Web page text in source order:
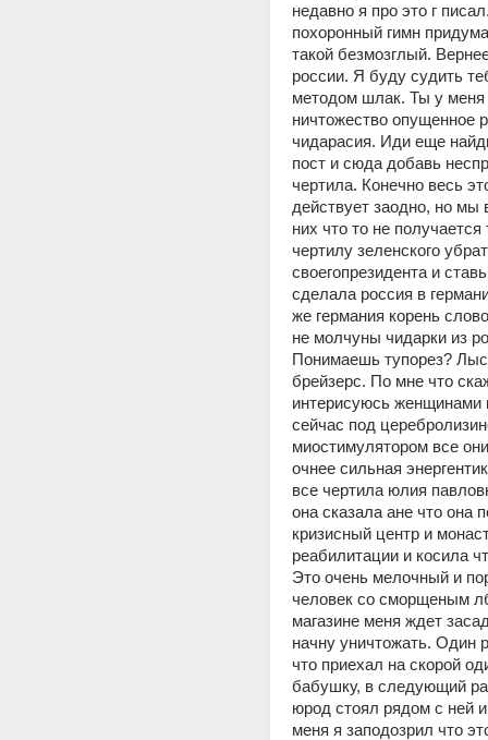
недавно я про это г
похоронный гимн
такой безмозглый.
россии. Я буду судить
методом шлак. Ты у
ничтожество опущенное
чидарасия. Иди еще
пост и сюда добавь
чертила. Конечно весь
действует заодно, но мы
них что то не
чертилу зеленского
своегопрезидента и
сделала россия в
же германия корень
не молчуны чидарки из
Понимаешь тупорез?
брейзерс. По мне что
интерисуюсь женщинами
сейчас под
миостимулятором все
очнее сильная
все чертила юлия
она сказала ане что она
кризисный центр и
реабилитации и косила
Это очень мелочный и
человек со сморщеным
магазине меня ждет
начну уничтожать. Один
что приехал на скорой
бабушку, в следующий
юрод стоял рядом с ней
меня я заподозрил что